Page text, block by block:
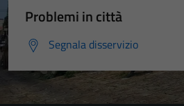
Problemi in città
Segnala disservizio